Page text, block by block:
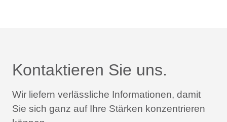
Kontaktieren Sie uns.
Wir liefern verlässliche Informationen, damit
Sie sich ganz auf Ihre Stärken konzentrieren